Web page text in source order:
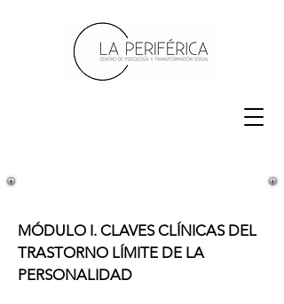
MÓDULO I. CLAVES CLÍNICAS DEL
TRASTORNO LÍMITE DE LA
PERSONALIDAD